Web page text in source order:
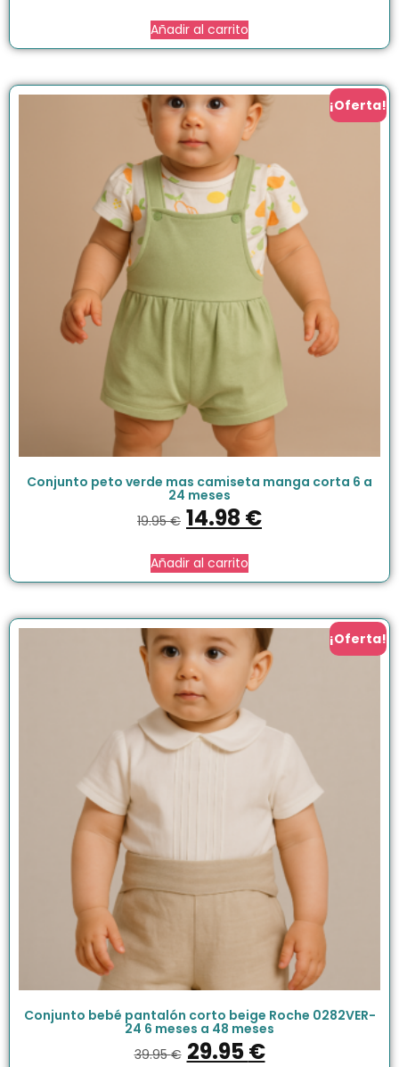
Añadir al carrito
¡Oferta!
Conjunto peto verde mas camiseta manga corta 6 a
24 meses
19.95€ 14.98 €
Añadir al carrito
¡Oferta!
Conjunto bebé pantalón corto beige Roche 0282VER-
24 6 meses a 48 meses
39.95€ 29.95€